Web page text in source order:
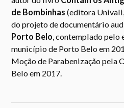
de Bombinhas (editora
do projeto de documentário
Porto Belo, contemplado pelo
município de Porto Belo em
Moção de Parabenização pela
Belo em 2017.